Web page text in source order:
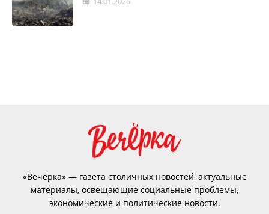
«Вечёрка» — газета столичных новостей, актуальные
материалы, освещающие социальные проблемы,
экономические и политические новости.